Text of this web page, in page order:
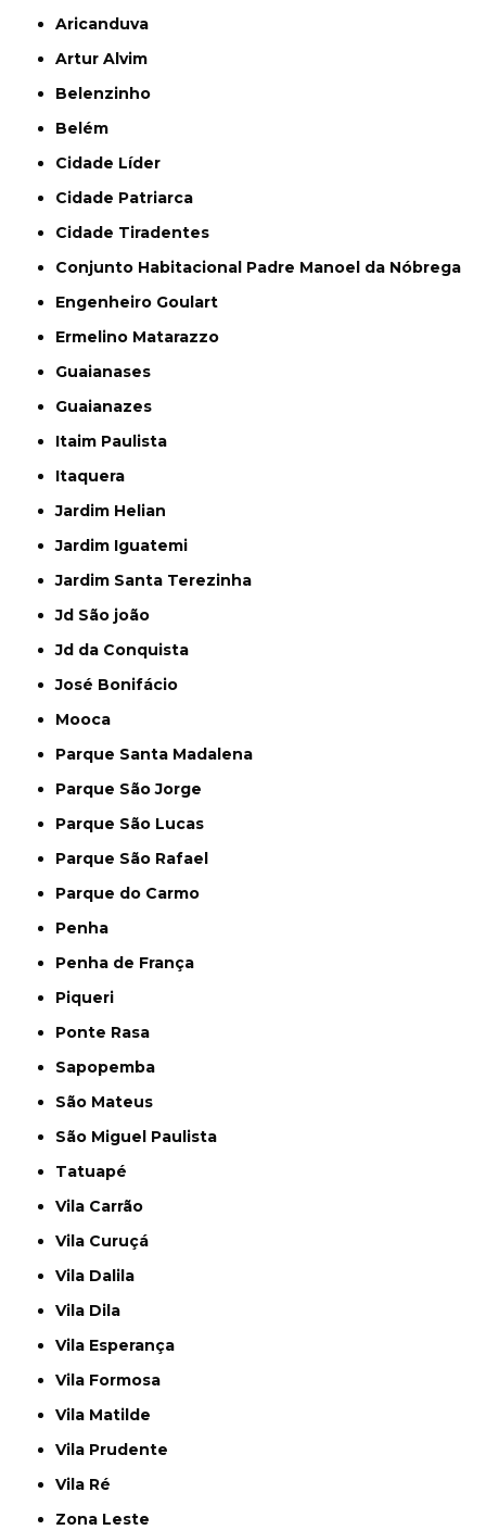
Aricanduva
Artur Alvim
Belenzinho
Belém
Cidade Líder
Cidade Patriarca
Cidade Tiradentes
Conjunto Habitacional Padre Manoel da Nóbrega
Engenheiro Goulart
Ermelino Matarazzo
Guaianases
Guaianazes
Itaim Paulista
Itaquera
Jardim Helian
Jardim Iguatemi
Jardim Santa Terezinha
Jd São joão
Jd da Conquista
José Bonifácio
Mooca
Parque Santa Madalena
Parque São Jorge
Parque São Lucas
Parque São Rafael
Parque do Carmo
Penha
Penha de França
Piqueri
Ponte Rasa
Sapopemba
São Mateus
São Miguel Paulista
Tatuapé
Vila Carrão
Vila Curuçá
Vila Dalila
Vila Dila
Vila Esperança
Vila Formosa
Vila Matilde
Vila Prudente
Vila Ré
Zona Leste